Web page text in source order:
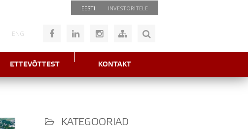
EESTI INVESTORITELE
ENG
ETTEVÕTTEST KONTAKT
KATEGOORIAD